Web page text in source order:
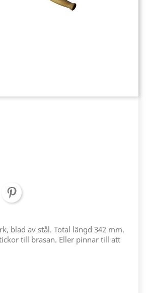
blad av stål. Total längd 342 mm.
till brasan. Eller pinnar till att